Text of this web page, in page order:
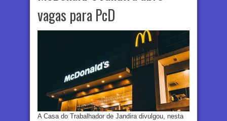
vagas para PcD
A Casa do Trabalhador de Jandira divulgou, nesta